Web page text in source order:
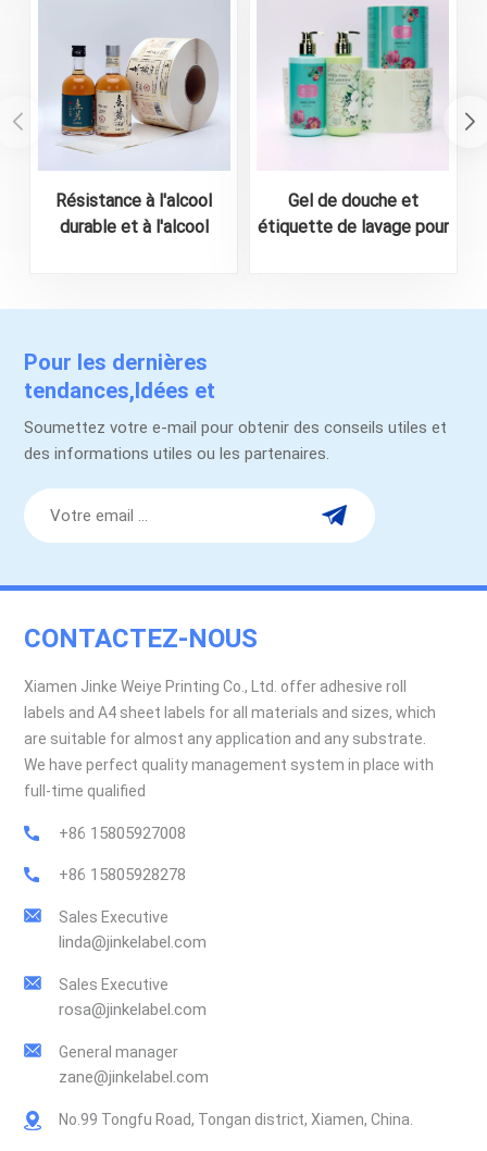
Résistance à l'alcool
durable et à l'alcool
Gel de douche et
étiquette de lavage pour
Pour les dernières
tendances,Idées et
promotions.
Soumettez votre e-mail pour obtenir des conseils utiles et
des informations utiles ou les partenaires.
CONTACTEZ-NOUS
Xiamen Jinke Weiye Printing Co., Ltd. offer adhesive roll
labels and A4 sheet labels for all materials and sizes, which
are suitable for almost any application and any substrate.
We have perfect quality management system in place with
full-time qualified
+86 15805927008
+86 15805928278
Sales Executive
linda@jinkelabel.com
Sales Executive
rosa@jinkelabel.com
General manager
zane@jinkelabel.com
No.99 Tongfu Road, Tongan district, Xiamen, China.